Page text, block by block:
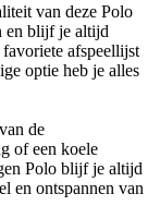
van deze Polo
en blijf je altijd
afspeellijst
optie heb je alles
de
of een koele
Polo blijf je altijd
en ontspannen van